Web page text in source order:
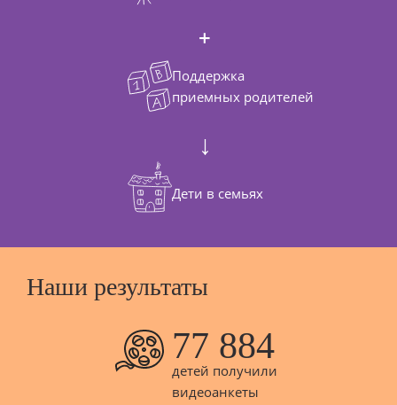
Поддержка
приемных родителей
Дети в семьях
Наши результаты
77 884
детей получили
видеоанкеты